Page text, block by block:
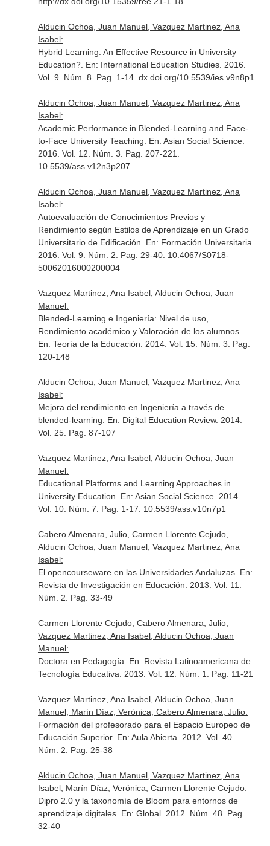
Alducin Ochoa, Juan Manuel, Vazquez Martinez, Ana
Isabel:
Hybrid Learning: An Effective Resource in University
Education?. En: International Education Studies. 2016.
Vol. 9. Núm. 8. Pag. 1-14. dx.doi.org/10.5539/ies.v9n8p1
Alducin Ochoa, Juan Manuel, Vazquez Martinez, Ana
Isabel:
Academic Performance in Blended-Learning and Face-
to-Face University Teaching. En: Asian Social Science.
2016. Vol. 12. Núm. 3. Pag. 207-221.
10.5539/ass.v12n3p207
Alducin Ochoa, Juan Manuel, Vazquez Martinez, Ana
Isabel:
Autoevaluación de Conocimientos Previos y
Rendimiento según Estilos de Aprendizaje en un Grado
Universitario de Edificación. En: Formación Universitaria
2016. Vol. 9. Núm. 2. Pag. 29-40. 10.4067/S0718-
50062016000200004
Vazquez Martinez, Ana Isabel, Alducin Ochoa, Juan
Manuel:
Blended-Learning e Ingeniería: Nivel de uso,
Rendimiento académico y Valoración de los alumnos.
En: Teoría de la Educación . 2014. Vol. 15. Núm. 3. Pag.
120-148
Alducin Ochoa, Juan Manuel, Vazquez Martinez, Ana
Isabel:
Mejora del rendimiento en Ingeniería a través de
blended-learning. En: Digital Education Review. 2014.
Vol. 25. Pag. 87-107
Vazquez Martinez, Ana Isabel, Alducin Ochoa, Juan
Manuel:
Educational Platforms and Learning Approaches in
University Education. En: Asian Social Science. 2014.
Vol. 10. Núm. 7. Pag. 1-17. 10.5539/ass.v10n7p1
Cabero Almenara, Julio, Carmen Llorente Cejudo,
Alducin Ochoa, Juan Manuel, Vazquez Martinez, Ana
Isabel:
El opencourseware en las Universidades Andaluzas. En:
Revista de Investigación en Educación . 2013. Vol. 11.
Núm. 2. Pag. 33-49
Carmen Llorente Cejudo, Cabero Almenara, Julio,
Vazquez Martinez, Ana Isabel, Alducin Ochoa, Juan
Manuel:
Doctora en Pedagogía. En: Revista Latinoamericana de
Tecnología Educativa . 2013. Vol. 12. Núm. 1. Pag. 11-21
Vazquez Martinez, Ana Isabel, Alducin Ochoa, Juan
Manuel, Marín Díaz, Verónica, Cabero Almenara, Julio:
Formación del profesorado para el Espacio Europeo de
Educación Superior. En: Aula Abierta . 2012. Vol. 40.
Núm. 2. Pag. 25-38
Alducin Ochoa, Juan Manuel, Vazquez Martinez, Ana
Isabel, Marín Díaz, Verónica, Carmen Llorente Cejudo:
Dipro 2.0 y la taxonomía de Bloom para entornos de
aprendizaje digitales. En: Global. 2012. Núm. 48. Pag.
32-40